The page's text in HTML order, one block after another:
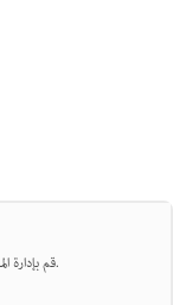
قم بإدارة المستندات وتوقيعها عبر الإنترنت بسرعة وسهولة.